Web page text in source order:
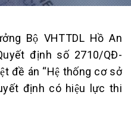
Bộ VHTTDL Hồ An
định số 2710/QĐ-
đề án “Hệ thống cơ sở
định có hiệu lực thi